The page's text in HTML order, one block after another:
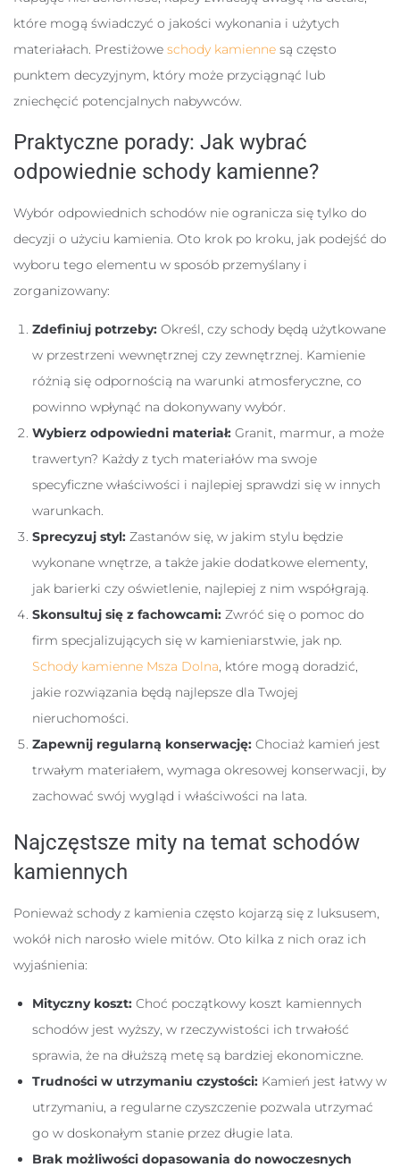
które mogą świadczyć o jakości wykonania i użytych
materiałach. Prestiżowe schody kamienne są często
punktem decyzyjnym, który może przyciągnąć lub
zniechęcić potencjalnych nabywców.
Praktyczne porady: Jak wybrać
odpowiednie schody kamienne?
Wybór odpowiednich schodów nie ogranicza się tylko do
decyzji o użyciu kamienia. Oto krok po kroku, jak podejść do
wyboru tego elementu w sposób przemyślany i
zorganizowany:
Zdefiniuj potrzeby: Określ, czy schody będą użytkowane
w przestrzeni wewnętrznej czy zewnętrznej. Kamienie
różnią się odpornością na warunki atmosferyczne, co
powinno wpłynąć na dokonywany wybór.
Wybierz odpowiedni materiał: Granit, marmur, a może
trawertyn? Każdy z tych materiałów ma swoje
specyficzne właściwości i najlepiej sprawdzi się w innych
warunkach.
Sprecyzuj styl: Zastanów się, w jakim stylu będzie
wykonane wnętrze, a także jakie dodatkowe elementy,
jak barierki czy oświetlenie, najlepiej z nim współgrają.
Skonsultuj się z fachowcami: Zwróć się o pomoc do
firm specjalizujących się w kamieniarstwie, jak np.
Schody kamienne Msza Dolna, które mogą doradzić,
jakie rozwiązania będą najlepsze dla Twojej
nieruchomości.
Zapewnij regularną konserwację: Chociaż kamień jest
trwałym materiałem, wymaga okresowej konserwacji, by
zachować swój wygląd i właściwości na lata.
Najczęstsze mity na temat schodów
kamiennych
Ponieważ schody z kamienia często kojarzą się z luksusem,
wokół nich narosło wiele mitów. Oto kilka z nich oraz ich
wyjaśnienia:
Mityczny koszt: Choć początkowy koszt kamiennych
schodów jest wyższy, w rzeczywistości ich trwałość
sprawia, że na dłuższą metę są bardziej ekonomiczne.
Trudności w utrzymaniu czystości: Kamień jest łatwy w
utrzymaniu, a regularne czyszczenie pozwala utrzymać
go w doskonałym stanie przez długie lata.
Brak możliwości dopasowania do nowoczesnych